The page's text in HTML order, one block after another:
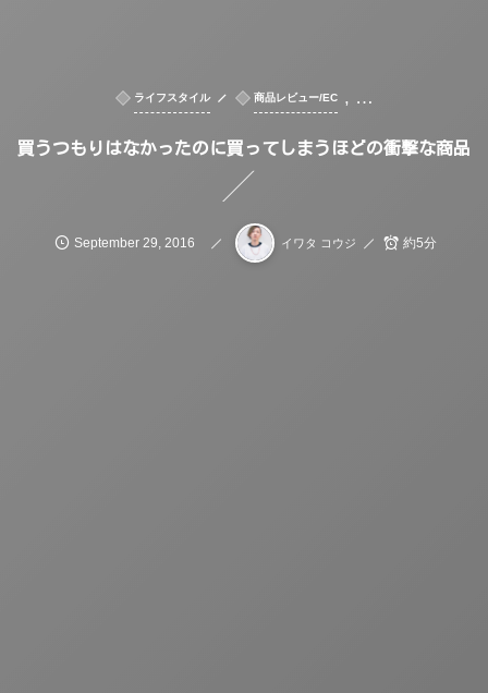
ライフスタイル 商品レビュー/EC , …
買うつもりはなかったのに買ってしまうほどの衝撃な商品
September 29 2016 イワタ コウジ 約5分